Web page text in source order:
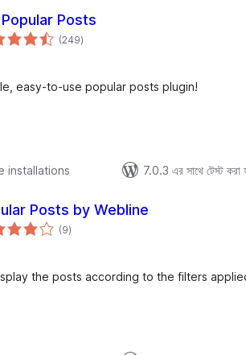
Posts
(249total
ratings
)
easy-to-use popular posts plugin!
installations
7.0.3 এর সাথে টেস্ট করা
Posts by Webline
(9total
ratings
)
the posts according to the filters